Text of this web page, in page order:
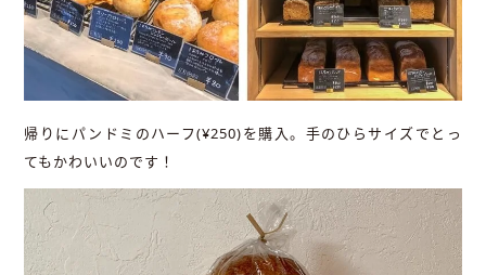
帰りにパンドミのハーフ(¥250)を購入。手のひらサイズでとっ
てもかわいいのです！